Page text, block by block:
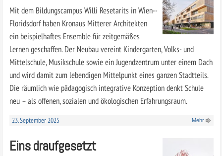
Mit dem Bildungscampus Willi Resetarits in Wien-­
Floridsdorf haben Kronaus Mitterer Architekten
ein beispielhaftes Ensemble für zeitgemäßes
Lernen geschaffen. Der Neubau vereint Kindergarten, Volks- und
Mittelschule, Musikschule sowie ein Jugendzentrum unter einem Dach
und wird damit zum lebendigen Mittelpunkt eines ganzen Stadtteils.
Die räumlich wie pädagogisch integrative Konzeption denkt Schule
neu – als offenen, sozialen und ökologischen Erfahrungsraum.
23. September 2025 Mehr
Eins draufgesetzt